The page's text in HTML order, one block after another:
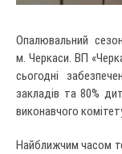
Опалювальний
м. Черкаси. ВП
сьогодні
закладів та 80%
виконавчого
Найближчим часом